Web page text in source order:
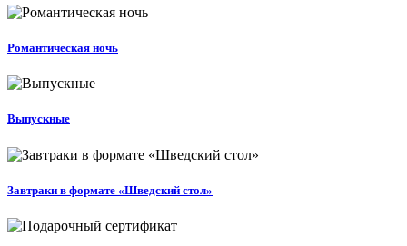
Романтическая ночь
Выпускные
Завтраки в формате «Шведский стол»